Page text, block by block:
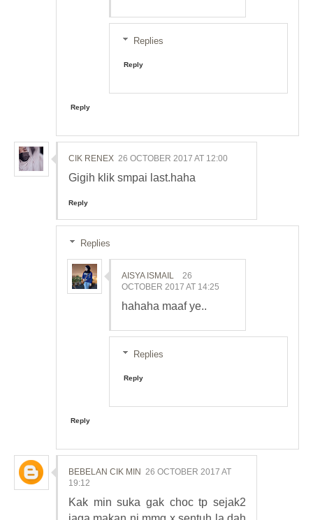
Replies
Reply
Reply
CIK RENEX 26 OCTOBER 2017 AT 12:00
Gigih klik smpai last.haha
Reply
Replies
AISYA ISMAIL
26
OCTOBER 2017 AT 14:25
hahaha maaf ye..
Replies
Reply
Reply
BEBELAN CIK MIN 26 OCTOBER 2017 AT
19:12
Kak min suka gak choc tp sejak2